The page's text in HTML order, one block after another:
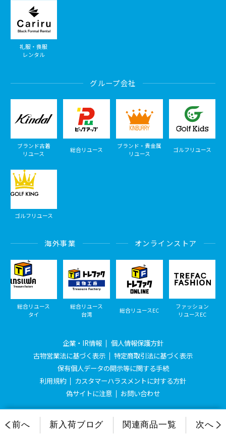
礼服・喪服
レンタル
グループ会社
ブランド古着
リユース
総合リユース
ブランド・貴金属
リユース
ゴルフリユース
ゴルフリユース
海外事業
総合リユース
タイ
総合リユース
台湾
オンラインストア
総合リユースEC
ファッション
リユースEC
企業・IR情報
個人情報保護方針
古物営業法に基づく表示
特定商取引法に基づく表示
保有個人データの開示等に関する手続
利用規約
カスタマーハラスメントに対する方針
偽サイトに注意
お問い合わせ
© Treasure Factory, All Rights Reserved.
前へ 新入荷ブログ 関連商品一覧 次へ